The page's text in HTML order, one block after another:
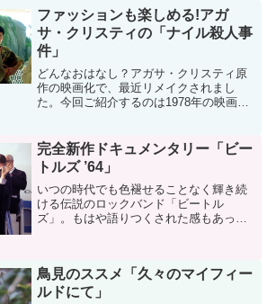
「いなほ」に乗ります。広大な田んぼの
広がる風景に心癒されなが...
ファッションも楽しめる!アガ
サ・クリスティの「ナイル殺人事
件」
どんなおはなし？アガサ・クリスティ原
作の映画化で、最近リメイクされまし
た。今回ご紹介するのは1978年の映画で
ー）。しかし、恋人のサイモンとリネッ
トはジャクリーンを裏切り...
完全新作ドキュメンタリー「ビー
トルズ ’64」
いつの時代でも色褪せることなく輝き続
ける伝説のロックバンド「ビートル
ズ」。もはや語りつくされた感もあった
作ドキュメンタリーとして登場...
鳥見のススメ「久々のマイフィー
ルドにて」